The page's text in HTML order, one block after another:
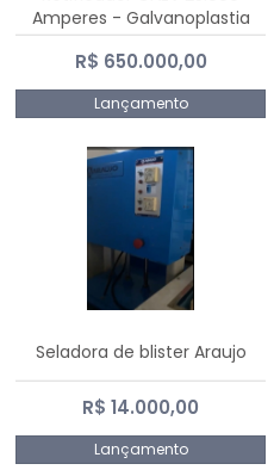
Amperes - Galvanoplastia
R$ 650.000,00
Lançamento
Seladora de blister Araujo
R$ 14.000,00
Lançamento